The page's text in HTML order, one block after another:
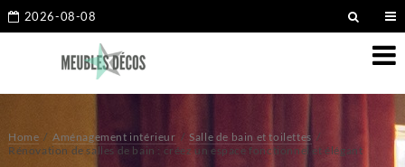
2026-08-08
Home Aménagement intérieur
Salle de bain et toilettes
Rénovation de salles de bain : créez un espace fonctionnel et élégant